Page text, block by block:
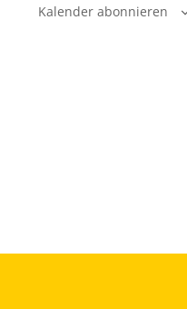
Kalender abonnieren